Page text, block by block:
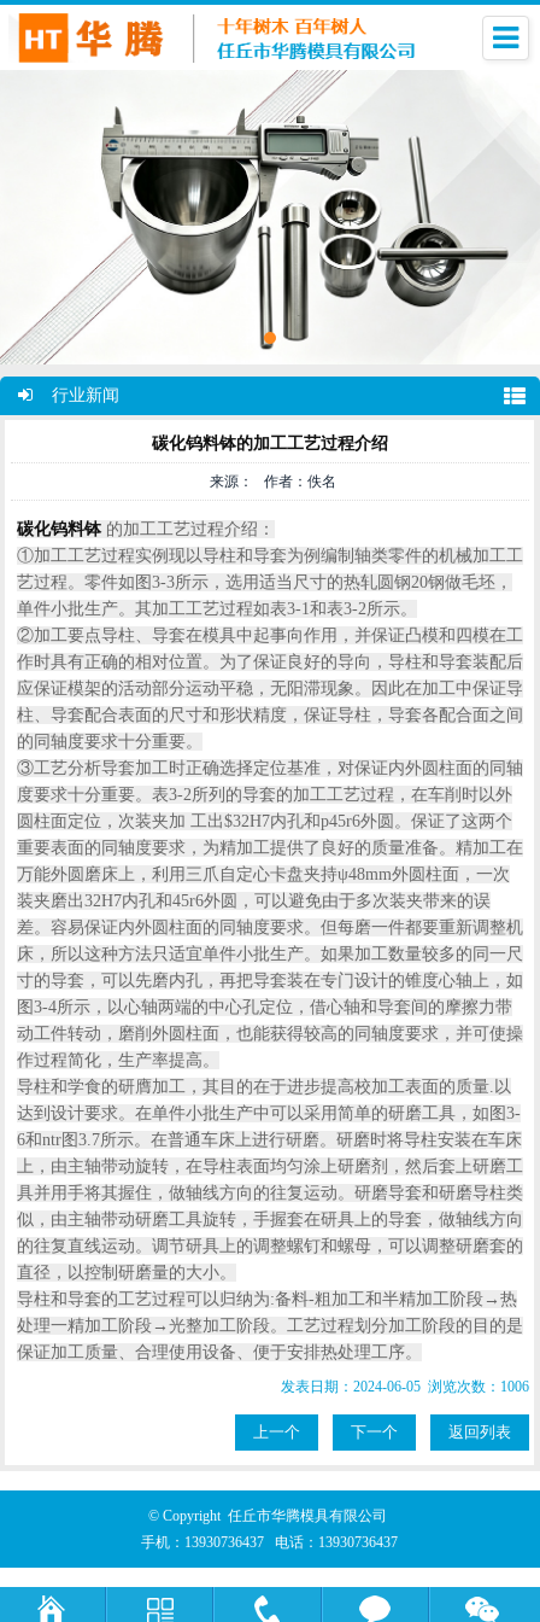
行业新闻
碳化钨料钵的加工工艺过程介绍
来源： 作者：佚名
碳化钨料钵 的加工工艺过程介绍：
①加工工艺过程实例现以导柱和导套为例编制轴类零件的机械加工工
艺过程。零件如图3-3所示，选用适当尺寸的热轧圆钢20钢做毛坯，
单件小批生产。其加工工艺过程如表3-1和表3-2所示。
②加工要点导柱、导套在模具中起事向作用，并保证凸模和四模在工
作时具有正确的相对位置。为了保证良好的导向，导柱和导套装配后
应保证模架的活动部分运动平稳，无阳滞现象。因此在加工中保证导
柱、导套配合表面的尺寸和形状精度，保证导柱，导套各配合面之间
的同轴度要求十分重要。
③工艺分析导套加工时正确选择定位基准，对保证内外圆柱面的同轴
度要求十分重要。表3-2所列的导套的加工工艺过程，在车削时以外
圆柱面定位，次装夹加 工出$32H7内孔和p45r6外圆。保证了这两个
重要表面的同轴度要求，为精加工提供了良好的质量准备。精加工在
万能外圆磨床上，利用三爪自定心卡盘夹持ψ48mm外圆柱面，一次
装夹磨出32H7内孔和45r6外圆，可以避免由于多次装夹带来的误
差。容易保证内外圆柱面的同轴度要求。但每磨一件都要重新调整机
床，所以这种方法只适宜单件小批生产。如果加工数量较多的同一尺
寸的导套，可以先磨内孔，再把导套装在专门设计的锥度心轴上，如
图3-4所示，以心轴两端的中心孔定位，借心轴和导套间的摩擦力带
动工件转动，磨削外圆柱面，也能获得较高的同轴度要求，并可使操
作过程简化，生产率提高。
导柱和学食的研膺加工，其目的在于进步提高校加工表面的质量.以
达到设计要求。在单件小批生产中可以采用简单的研磨工具，如图3-
6和ntr图3.7所示。在普通车床上进行研磨。研磨时将导柱安装在车床
上，由主轴带动旋转，在导柱表面均匀涂上研磨剂，然后套上研磨工
具并用手将其握住，做轴线方向的往复运动。研磨导套和研磨导柱类
似，由主轴带动研磨工具旋转，手握套在研具上的导套，做轴线方向
的往复直线运动。调节研具上的调整螺钉和螺母，可以调整研磨套的
直径，以控制研磨量的大小。
导柱和导套的工艺过程可以归纳为:备料-粗加工和半精加工阶段→热
处理一精加工阶段→光整加工阶段。工艺过程划分加工阶段的目的是
保证加工质量、合理使用设备、便于安排热处理工序。
发表日期：2024-06-05 浏览次数：1006
上一个 下一个 返回列表
© Copyright 任丘市华腾模具有限公司
手机： 13930736437 电话： 13930736437